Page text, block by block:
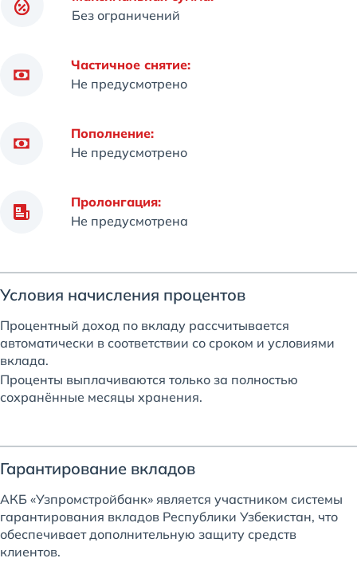
Без ограничений
Частичное снятие:
Не предусмотрено
Пополнение:
Не предусмотрено
Пролонгация:
Не предусмотрена
Условия начисления процентов
Процентный доход по вкладу рассчитывается
автоматически в соответствии со сроком и условиями
вклада.
Проценты выплачиваются только за полностью
сохранённые месяцы хранения.
Гарантирование вкладов
АКБ «Узпромстройбанк» является участником системы
гарантирования вкладов Республики Узбекистан, что
обеспечивает дополнительную защиту средств
клиентов.